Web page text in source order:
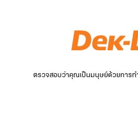
ตรวจสอบว่าคุณเป็นมนุษย์ด้วยการท